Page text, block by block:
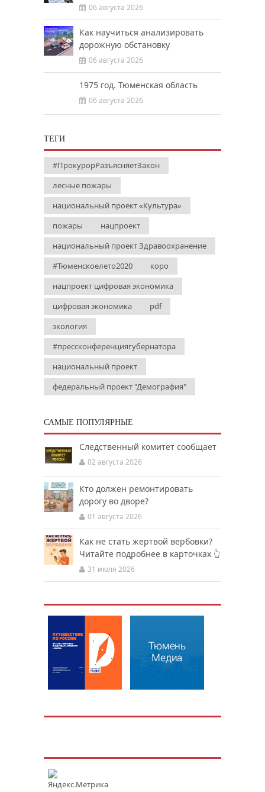
06 августа 2026
Как научиться анализировать
дорожную обстановку
06 августа 2026
1975 год. Тюменская область
06 августа 2026
ТЕГИ
#ПрокурорРазъясняетЗакон
лесные пожары
национальный проект «Культура»
пожары
нацпроект
национальный проект Здравоохранение
#Тюменскоелето2020
коро
нацпроект цифровая экономика
цифровая экономика
pdf
экология
#прессконференциягубернатора
национальный проект
федеральный проект "Демография"
САМЫЕ ПОПУЛЯРНЫЕ
Следственный комитет сообщает
02 августа 2026
Кто должен ремонтировать
дорогу во дворе?
01 августа 2026
Как не стать жертвой вербовки?
Читайте подробнее в карточках 👆
31 июля 2026